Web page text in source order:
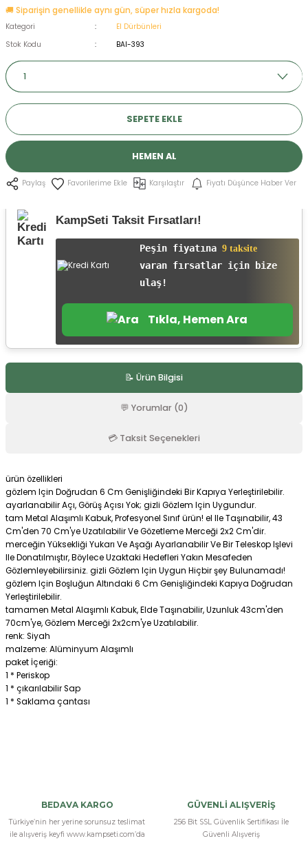
🚚 Siparişin genellikle aynı gün, süper hızla kargoda!
Kategori
El Dürbünleri
Stok Kodu
BAI-393
SEPETE EKLE
HEMEN AL
Paylaş Karşılaştır Fiyatı Düşünce Haber Ver
KampSeti Taksit Fırsatları!
Peşin fiyatına 9 taksite
varan fırsatlar için bize
ulaş!
Tıkla, Hemen Ara
📝 Ürün Bilgisi
💬 Yorumlar (0)
💳 Taksit Seçenekleri
ürün özellikleri
gözlem Için Doğrudan 6 Cm Genişliğindeki Bir Kapıya Yerleştirilebilir.
ayarlanabilir Açı, Görüş Açısı Yok; gizli Gözlem Için Uygundur.
tam Metal Alaşımlı Kabuk, Profesyonel Sınıf ürün! el Ile Taşınabilir, 43
Cm'den 70 Cm'ye Uzatılabilir Ve Gözetleme Merceği 2x2 Cm'dir.
merceğin Yüksekliği Yukarı Ve Aşağı Ayarlanabilir Ve Bir Teleskop Işlevi
Ile Donatılmıştır, Böylece Uzaktaki Hedefleri Yakın Mesafeden
Gözlemleyebilirsiniz. gizli Gözlem Için Uygun Hiçbir şey Bulunamadı!
gözlem Için Boşluğun Altındaki 6 Cm Genişliğindeki Kapıya Doğrudan
Yerleştirilebilir.
tamamen Metal Alaşımlı Kabuk, Elde Taşınabilir, Uzunluk 43cm'den
70cm'ye, Gözlem Merceği 2x2cm'ye Uzatılabilir.
renk: Siyah
malzeme: Alüminyum Alaşımlı
paket İçeriği:
1 * Periskop
1 * çıkarılabilir Sap
1 * Saklama çantası
BEDAVA KARGO
Türkiye’nin her yerine sorunsuz teslimat
ile alışveriş keyfi www.kampseti.com’da
GÜVENLİ ALIŞVERİŞ
256 Bit SSL Güvenlik Sertifikası İle
Güvenli Alışveriş